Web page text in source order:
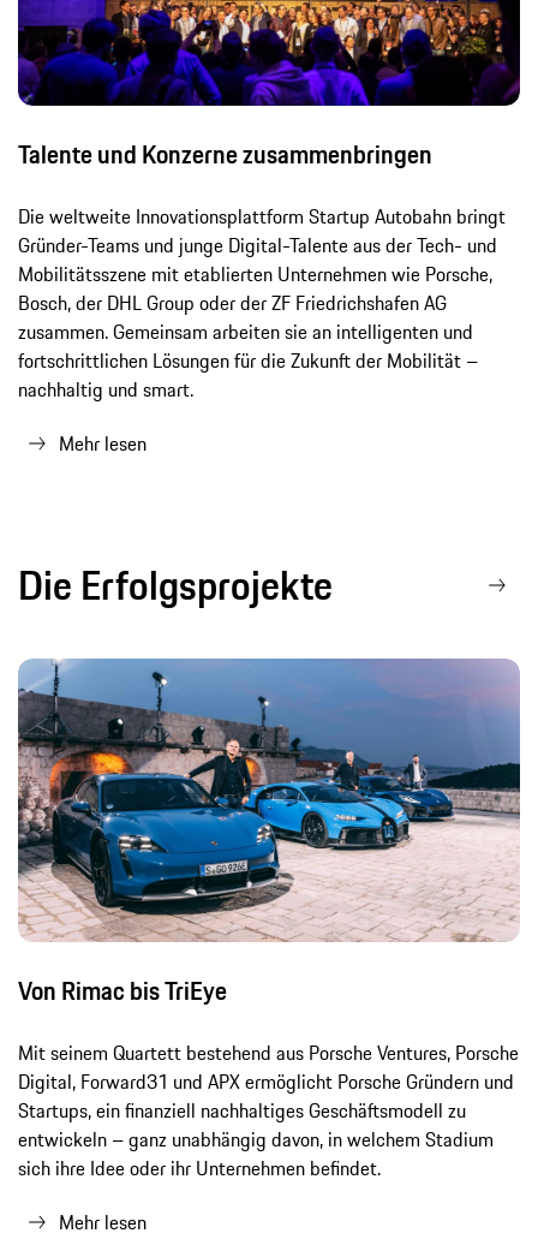
Talente und Konzerne zusammenbringen
Die weltweite Innovationsplattform Startup Autobahn bringt
Gründer-Teams und junge Digital-Talente aus der Tech- und
Mobilitätsszene mit etablierten Unternehmen wie Porsche,
Bosch, der DHL Group oder der ZF Friedrichshafen AG
zusammen. Gemeinsam arbeiten sie an intelligenten und
fortschrittlichen Lösungen für die Zukunft der Mobilität –
nachhaltig und smart.
Mehr lesen
Die Erfolgsprojekte
Von Rimac bis TriEye
Mit seinem Quartett bestehend aus Porsche Ventures, Porsche
Digital, Forward31 und APX ermöglicht Porsche Gründern und
Startups, ein finanziell nachhaltiges Geschäftsmodell zu
entwickeln – ganz unabhängig davon, in welchem Stadium
sich ihre Idee oder ihr Unternehmen befindet.
Mehr lesen